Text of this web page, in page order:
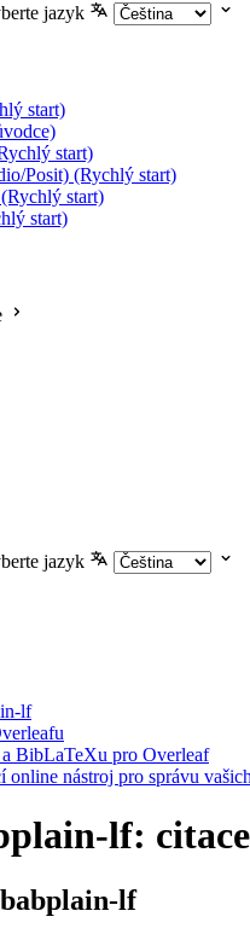
jazyk
start)
start)
Posit) (Rychlý start)
start)
start)
jazyk
lf
BibLaTeXu pro Overleaf
online nástroj pro správu
lf:
babplain-lf